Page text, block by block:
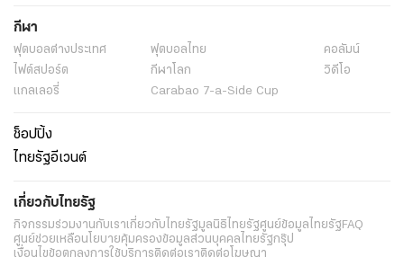
กีฬา
ฟุตบอลต่่างประเทศ ฟุตบอลไทย
คอลัมน์
ไฟต์สปอร์ต
กีฬาโลก
วิดีโอ
แกลเลอรี่
Carabao 7-a-Side Cup
ช็อปปิ้ง
ไทยรัฐอีเวนต์
เกี่ยวกับไทยรัฐ
กิจกรรมร่วมงานกับเราเกี่ยวกับไทยรัฐมูลนิธิไทยรัฐศูนย์ข้อมูลไทยรัฐ FAQ
ศูนย์ช่วยเหลือนโยบายคุ้มครองข้อมูลส่วนบุคคลไทยรัฐกรุ๊ป
เงื่อนไขข้อตกลงการใช้บริการติดต่อเราติดต่อโฆษณา